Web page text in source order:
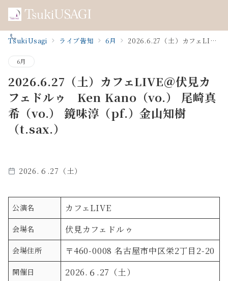
TsukiUsagi ライブ告知 6月 2026.6.27（土）カフェLIVE＠伏見カフェドルゥ Ken Kano（vo.） 尾崎真希（vo.） 鏡味淳（pf.）金山知樹（t.sax.）
6月
2026.6.27（土）カフェLIVE＠伏見カ
フェドルゥ Ken Kano（vo.） 尾崎真
希（vo.） 鏡味淳（pf.）金山知樹
（t.sax.）
2026.６.27（土）
公演名 カフェLIVE
会場名 伏見カフェドルゥ
会場住所 〒460-0008 名古屋市中区栄2丁目2-20
開催日 2026.６.27（土）